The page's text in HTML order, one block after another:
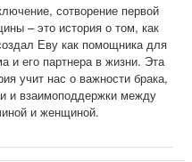
сотворение первой
– это история о том, как
Еву как помощника для
и его партнера в жизни. Эта
учит нас о важности брака,
и взаимоподдержки между
и женщиной.